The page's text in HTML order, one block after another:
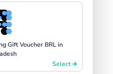
Gift Voucher BRL in
Select